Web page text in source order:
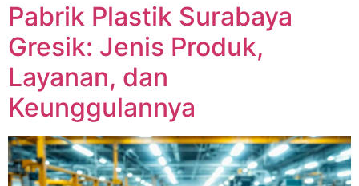
Pabrik Plastik Surabaya
Gresik: Jenis Produk,
Layanan, dan
Keunggulannya